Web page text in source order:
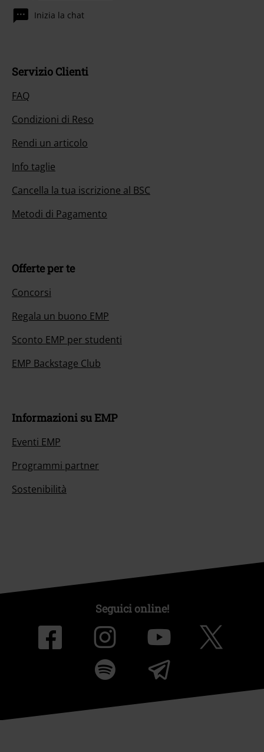
Inizia la chat
Servizio Clienti
FAQ
Condizioni di Reso
Rendi un articolo
Info taglie
Cancella la tua iscrizione al BSC
Metodi di Pagamento
Offerte per te
Concorsi
Regala un buono EMP
Sconto EMP per studenti
EMP Backstage Club
Informazioni su EMP
Eventi EMP
Programmi partner
Sostenibilità
Seguici online!